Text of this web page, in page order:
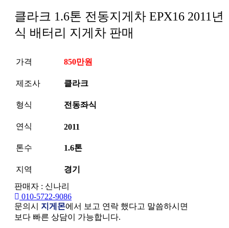
클라크 1.6톤 전동지게차 EPX16 2011년
식 배터리 지게차 판매
가격 850만원
제조사 클라크
형식 전동좌식
연식 2011
톤수 1.6톤
지역
경기
판매자 : 신나리
010-5722-9086
문의시 지게몬에서 보고 연락 했다고 말씀하시면
보다 빠른 상담이 가능합니다.